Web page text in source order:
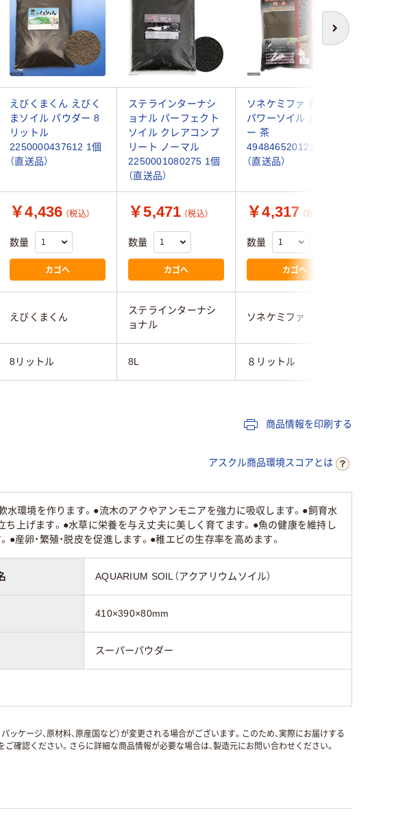
次へ
えびくまくん えびく
まソイル パウダー 8
リットル
2250000437612 1個
（直送品）
ステラインターナシ
ョナル パーフェクト
ソイル クレアコンプ
リート ノーマル
2250001080275 1個
（直送品）
ソネケミファ 麦飯石
パワーソイル パウダ
ー 茶
4948465201210 1個
（直送品）
￥4,436 （税込）
数量
カゴへ
￥5,471 （税込）
数量
カゴへ
￥4,317 （税込）
数量
カゴへ
えびくまくん
ステラインターナシ
ョナル
ソネケミファ
8リットル 8L ８リットル
商品情報を印刷する
アスクル商品環境スコアとは
水環境を作ります。●流木のアクやアンモニアを強力に吸収します。●飼育水
上げます。●水草に栄養を与え丈夫に美しく育てます。●魚の健康を維持し
産卵・繁殖・脱皮を促進します。●稚エビの生存率を高めます。
AQUARIUM SOIL（アクアリウムソイル）
410×390×80mm
スーパーパウダー
ケージ、原材料、原産国など）が変更される場合がございます。このため、実際にお届けする
認ください。さらに詳細な商品情報が必要な場合は、製造元にお問い合わせください。